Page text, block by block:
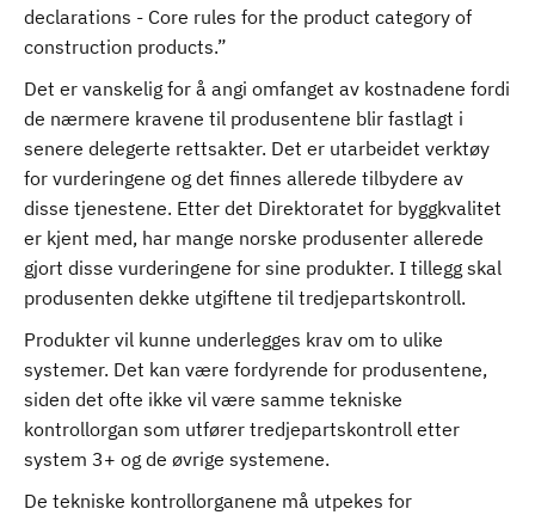
declarations - Core rules for the product category of
construction products.”
Det er vanskelig for å angi omfanget av kostnadene fordi
de nærmere kravene til produsentene blir fastlagt i
senere delegerte rettsakter. Det er utarbeidet verktøy
for vurderingene og det finnes allerede tilbydere av
disse tjenestene. Etter det Direktoratet for byggkvalitet
er kjent med, har mange norske produsenter allerede
gjort disse vurderingene for sine produkter. I tillegg skal
produsenten dekke utgiftene til tredjepartskontroll.
Produkter vil kunne underlegges krav om to ulike
systemer. Det kan være fordyrende for produsentene,
siden det ofte ikke vil være samme tekniske
kontrollorgan som utfører tredjepartskontroll etter
system 3+ og de øvrige systemene.
De tekniske kontrollorganene må utpekes for